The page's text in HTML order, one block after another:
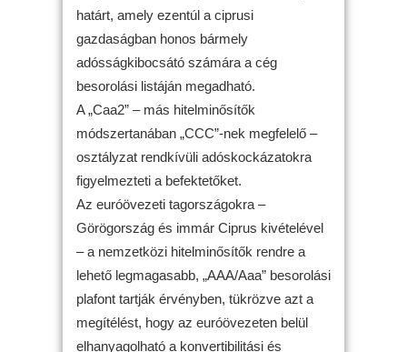
határt, amely ezentúl a ciprusi
gazdaságban honos bármely
adósságkibocsátó számára a cég
besorolási listáján megadható.
A „Caa2” – más hitelminősítők
módszertanában „CCC”-nek megfelelő –
osztályzat rendkívüli adóskockázatokra
figyelmezteti a befektetőket.
Az euróövezeti tagországokra –
Görögország és immár Ciprus kivételével
– a nemzetközi hitelminősítők rendre a
lehető legmagasabb, „AAA/Aaa” besorolási
plafont tartják érvényben, tükrözve azt a
megítélést, hogy az euróövezeten belül
elhanyagolható a konvertibilitási és